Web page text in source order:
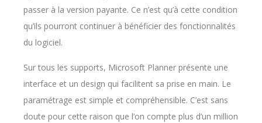
passer à la version payante. Ce n’est qu’à cette condition
qu’ils pourront continuer à bénéficier des fonctionnalités
du logiciel.
Sur tous les supports, Microsoft Planner présente une
interface et un design qui facilitent sa prise en main. Le
paramétrage est simple et compréhensible. C’est sans
doute pour cette raison que l’on compte plus d’un million